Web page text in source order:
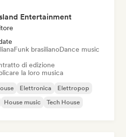
Entertainment
Funk brasilianoDance music
di edizione
la loro musica
Elettronica
Elettropop
House music Tech House